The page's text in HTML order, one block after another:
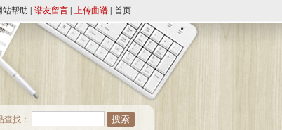
站帮助 谱友留言 上传曲谱 首页
查找：